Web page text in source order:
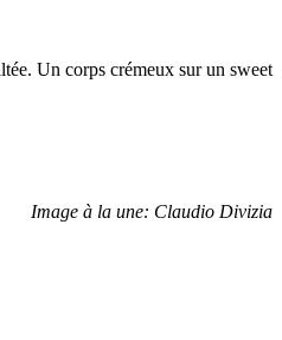
Un corps crémeux sur un sweet
Image à la une: Claudio Divizia